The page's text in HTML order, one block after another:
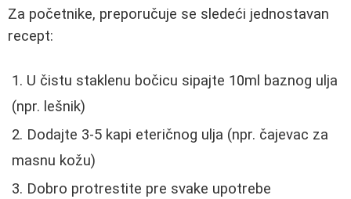
Za početnike, preporučuje se sledeći jednostavan
recept:
U čistu staklenu bočicu sipajte 10ml baznog ulja
(npr. lešnik)
Dodajte 3-5 kapi eteričnog ulja (npr. čajevac za
masnu kožu)
Dobro protrestite pre svake upotrebe